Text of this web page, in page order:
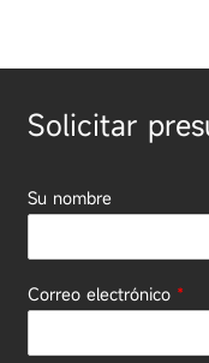
Solicitar
Su nombre
Correo electrónico *